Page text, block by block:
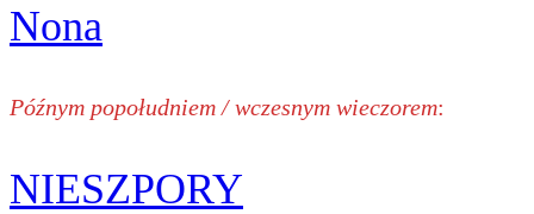
Nona
Późnym popołudniem / wczesnym wieczorem:
NIESZPORY